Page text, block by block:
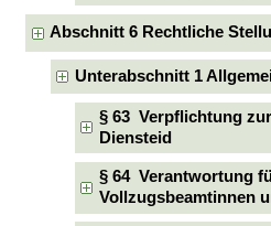
Abschnitt 6 Rechtliche
Unterabschnitt 1
§ 63 Verpflichtung
Diensteid
§ 64 Verantwortung
Vollzugsbeamtinnen